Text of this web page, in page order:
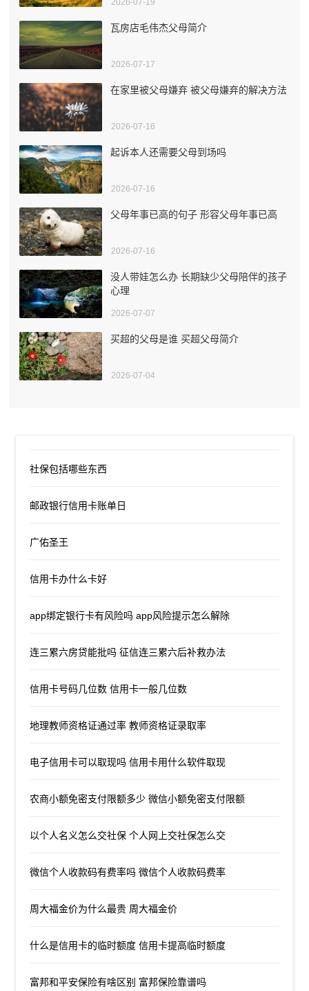
瓦房店毛伟杰父母简介
2026-07-17
在家里被父母嫌弃 被父母嫌弃的解决方法
2026-07-16
起诉本人还需要父母到场吗
2026-07-16
父母年事已高的句子 形容父母年事已高
2026-07-16
没人带娃怎么办 长期缺少父母陪伴的孩子
心理
2026-07-07
买超的父母是谁 买超父母简介
2026-07-04
社保包括哪些东西
邮政银行信用卡账单日
广佑圣王
信用卡办什么卡好
app绑定银行卡有风险吗 app风险提示怎么解除
连三累六房贷能批吗 征信连三累六后补救办法
信用卡号码几位数 信用卡一般几位数
地理教师资格证通过率 教师资格证录取率
电子信用卡可以取现吗 信用卡用什么软件取现
农商小额免密支付限额多少 微信小额免密支付限额
以个人名义怎么交社保 个人网上交社保怎么交
微信个人收款码有费率吗 微信个人收款码费率
周大福金价为什么最贵 周大福金价
什么是信用卡的临时额度 信用卡提高临时额度
富邦和平安保险有啥区别 富邦保险靠谱吗